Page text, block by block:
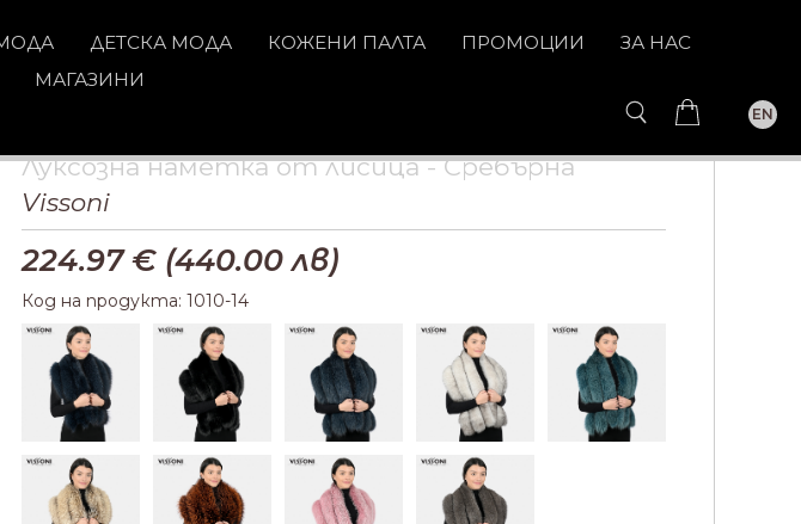
ДЕТСКА МОДА КОЖЕНИ ПАЛТА ПРОМОЦИИ
ЗА НАС
МАГАЗИНИ
EN
Луксозна наметка от лисица - Сребърна
Vissoni
224.97€ (440.00 лв)
Код на продукта: 1010-14